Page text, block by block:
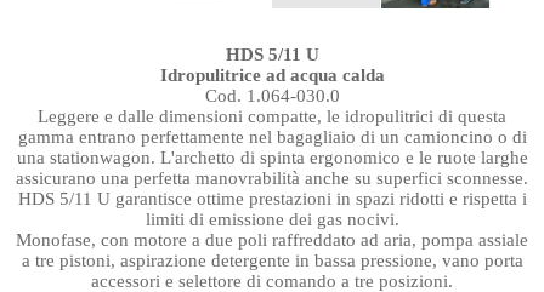
HDS 5/11 U
Idropulitrice ad acqua calda
Cod. 1.064-030.0
Leggere e dalle dimensioni compatte, le idropulitrici di questa
gamma entrano perfettamente nel bagagliaio di un camioncino o di
una stationwagon. L'archetto di spinta ergonomico e le ruote larghe
assicurano una perfetta manovrabilità anche su superfici sconnesse.
HDS 5/11 U garantisce ottime prestazioni in spazi ridotti e rispetta i
limiti di emissione dei gas nocivi.
Monofase, con motore a due poli raffreddato ad aria, pompa assiale
a tre pistoni, aspirazione detergente in bassa pressione, vano porta
accessori e selettore di comando a tre posizioni.